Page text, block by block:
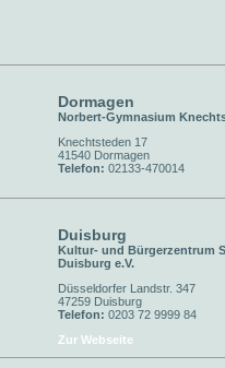
Dormagen
Norbert-Gymnasium
Knechtsteden 17
41540 Dormagen
Telefon: 02133-470014
Duisburg
Kultur- und Bürgerzentrum
Duisburg e.V.
Düsseldorfer Landstr. 347
47259 Duisburg
Telefon: 0203 72 9999 84
Zur Webseite